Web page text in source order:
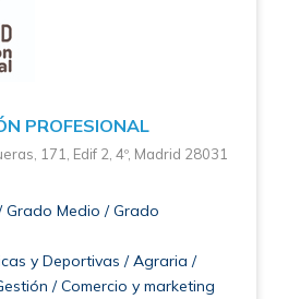
PROFESIONAL
171, Edif 2, 4º, Madrid 28031
Grado Medio / Grado
y Deportivas / Agraria /
/ Comercio y marketing